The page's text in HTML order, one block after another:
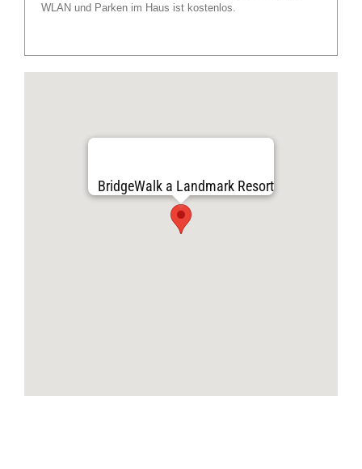
WLAN und Parken im Haus ist kostenlos.
BridgeWalk a Landmark Resort